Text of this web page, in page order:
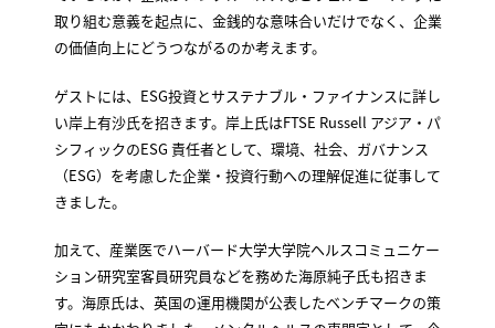
取り組む意義を起点に、金銭的な意味合いだけでなく、企業
の価値向上にどうつながるのか考えます。
ゲストには、ESG投資とサステナブル・ファイナンスに詳し
い岸上有沙氏を招きます。岸上氏はFTSE Russell アジア・パ
シフィックのESG 責任者として、環境、社会、ガバナンス
（ESG）を考慮した企業・投資行動への理解促進に従事して
きました。
加えて、産業医でハーバード大学大学院ヘルスコミュニケー
ション研究室客員研究員などを務めた海原純子氏も招きま
す。海原氏は、英国の運用機関が公表したベンチマークの策